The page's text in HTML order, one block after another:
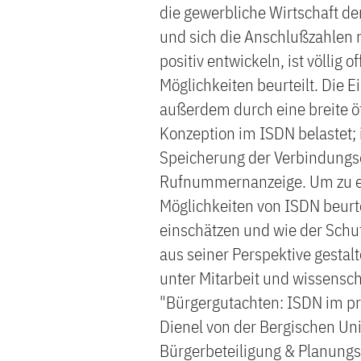
die gewerbliche Wirtschaft
und sich die Anschlußzahlen
positiv entwickeln, ist völlig
Möglichkeiten beurteilt. Die
außerdem durch eine breite
Konzeption im ISDN
Speicherung der
Rufnummernanzeige. Um
Möglichkeiten von ISDN
einschätzen und wie der
aus seiner Perspektive
unter Mitarbeit und
"Bürgergutachten: ISDN im
Dienel von der Bergischen
Bürgerbeteiligung &